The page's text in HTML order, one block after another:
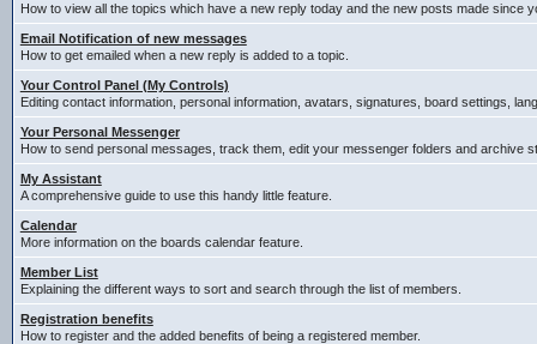
How to view all the topics which have a new reply today and the new posts made since
Email Notification of new messages
How to get emailed when a new reply is added to a topic.
Your Control Panel (My Controls)
Editing contact information, personal information, avatars, signatures, board settings,
Your Personal Messenger
How to send personal messages, track them, edit your messenger folders and archive
My Assistant
A comprehensive guide to use this handy little feature.
Calendar
More information on the boards calendar feature.
Member List
Explaining the different ways to sort and search through the list of members.
Registration benefits
How to register and the added benefits of being a registered member.